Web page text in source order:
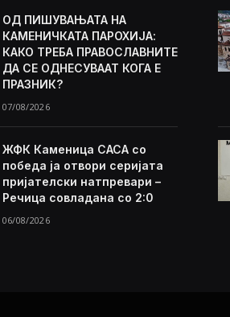
ОД ПИШУВАЊАТА НА
КАМЕНИЧКАТА ПАРОХИЈА:
КАКО ТРЕБА ПРАВОСЛАВНИТЕ
ДА СЕ ОДНЕСУВААТ КОГА Е
ПРАЗНИК?
07/08/2026
ЖФК Каменица САСА со
победа ја отвори серијата
пријателски натпревари –
Речица совладана со 2:0
06/08/2026